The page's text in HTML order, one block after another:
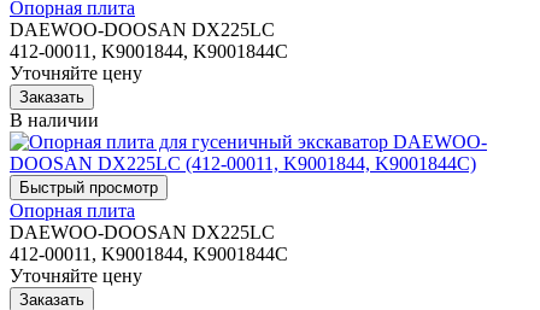
Опорная плита
DAEWOO-DOOSAN DX225LC
412-00011, K9001844, K9001844C
Уточняйте цену
В наличии
Опорная плита
DAEWOO-DOOSAN DX225LC
412-00011, K9001844, K9001844C
Уточняйте цену